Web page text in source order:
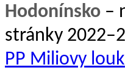
Hodonínsko –
stránky
PP Miliovy